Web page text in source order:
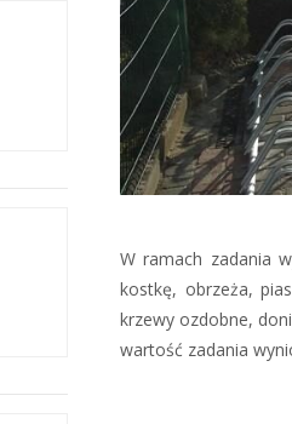
W ramach zadania
kostkę, obrzeża,
krzewy ozdobne,
wartość zadania